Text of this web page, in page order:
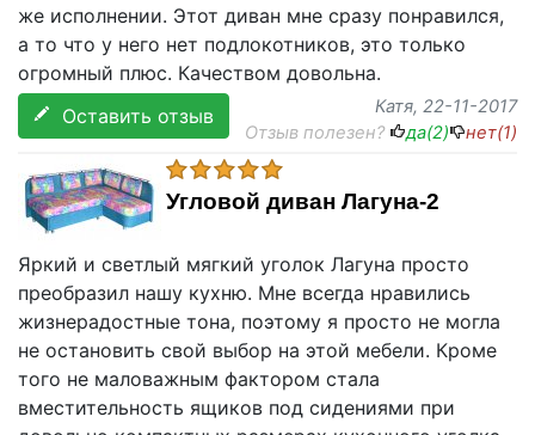
же исполнении. Этот диван мне сразу понравился,
а то что у него нет подлокотников, это только
огромный плюс. Качеством довольна.
Оставить отзыв
Катя, 22-11-2017
Отзыв полезен?
да(2) нет(1)
Угловой диван Лагуна-2
Яркий и светлый мягкий уголок Лагуна просто
преобразил нашу кухню. Мне всегда нравились
жизнерадостные тона, поэтому я просто не могла
не остановить свой выбор на этой мебели. Кроме
того не маловажным фактором стала
вместительность ящиков под сидениями при